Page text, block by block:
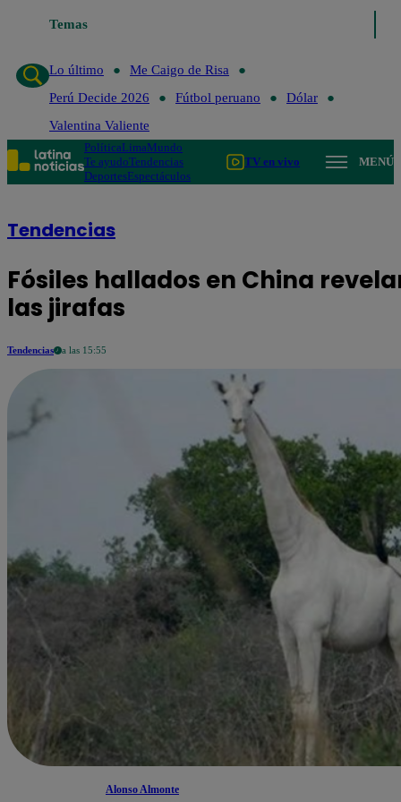
Temas
Lo último
Me Caigo de Risa
Perú Decide 2026
Fútbol peruano
Dólar
Valentina Valiente
PolíticaLimaMundo
Te ayudoTendencias
DeportesEspectáculos
TV en vivo MENÚ
Tendencias
Fósiles hallados en China
las jirafas
Tendencias a las 15:55
Alonso Almonte